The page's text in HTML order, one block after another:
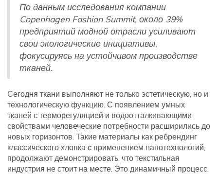
По данным исследования компании
Copenhagen Fashion Summit, около 39%
предприятий модной отрасли усиливают
свои экологические инициативы,
фокусируясь на устойчивом производстве
тканей.
Сегодня ткани выполняют не только эстетическую, но и
технологическую функцию. С появлением умных
тканей с терморегуляцией и водоотталкивающими
свойствами человеческие потребности расширились до
новых горизонтов. Такие материалы как ребрендинг
классического хлопка с применением нанотехнологий,
продолжают демонстрировать, что текстильная
индустрия не стоит на месте. Это динамичный процесс,